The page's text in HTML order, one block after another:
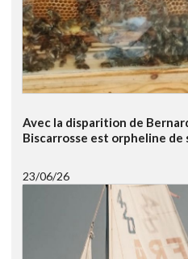
Avec la disparition de
Biscarrosse est orpheline de
23/06/26